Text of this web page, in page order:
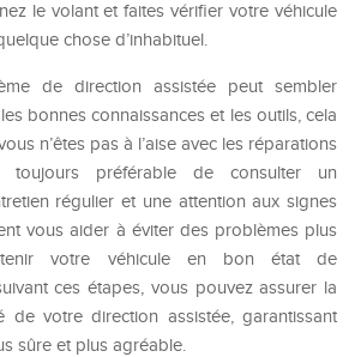
le volant et faites vérifier votre véhicule
chose d’inhabituel.
de direction assistée peut sembler
bonnes connaissances et les outils, cela
n’êtes pas à l’aise avec les réparations
toujours préférable de consulter un
régulier et une attention aux signes
vous aider à éviter des problèmes plus
votre véhicule en bon état de
ces étapes, vous pouvez assurer la
de votre direction assistée, garantissant
sûre et plus agréable.